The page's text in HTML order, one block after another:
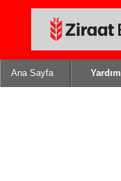
Ana Sayfa Yardım